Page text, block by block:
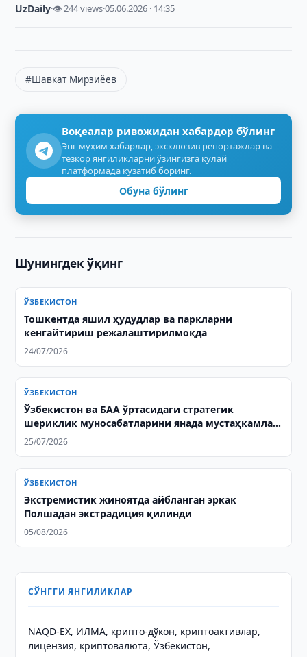
UzDaily·👁 244 views·05.06.2026 · 14:35
#Шавкат Мирзиёев
Воқеалар ривожидан хабардор бўлинг
Энг муҳим хабарлар, эксклюзив репортажлар ва
тезкор янгиликларни ўзингизга қулай
платформада кузатиб боринг.
Обуна бўлинг
Шунингдек ўқинг
ЎЗБЕКИСТОН
Тошкентда яшил ҳудудлар ва паркларни
кенгайтириш режалаштирилмоқда
24/07/2026
ЎЗБЕКИСТОН
Ўзбекистон ва БАА ўртасидаги стратегик
шериклик муносабатларини янада мустаҳкамлаш
масалалари муҳокама қилинди
25/07/2026
ЎЗБЕКИСТОН
Экстремистик жиноятда айбланган эркак
Полшадан экстрадиция қилинди
05/08/2026
СЎНГГИ ЯНГИЛИКЛАР
NAQD-EX, ИЛМА, крипто-дўкон, криптоактивлар,
лицензия, криптовалюта, Ўзбекистон,